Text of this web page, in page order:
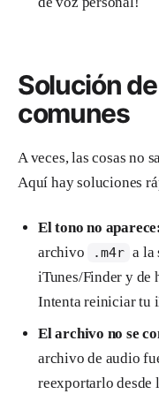
Solución
comunes
A veces, las cosas no
Aquí hay soluciones
El tono no aparece:
archivo
.m4r a la
iTunes/Finder y de
Intenta reiniciar tu
El archivo no se
archivo de audio
reexportarlo desde